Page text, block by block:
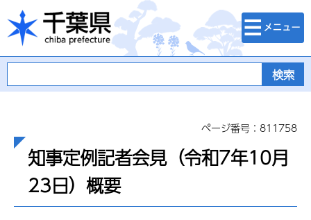
千葉県
検索・メニュ
ー
ページ番号：811758
知事定例記者会見（令和7年10月
23日）概要